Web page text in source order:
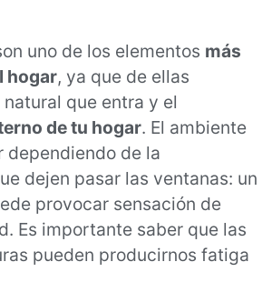
uno de los elementos más
hogar, ya que de ellas
que entra y el
de tu hogar. El ambiente
dependiendo de la
dejen pasar las ventanas: un
provocar sensación de
Es importante saber que las
pueden producirnos fatiga